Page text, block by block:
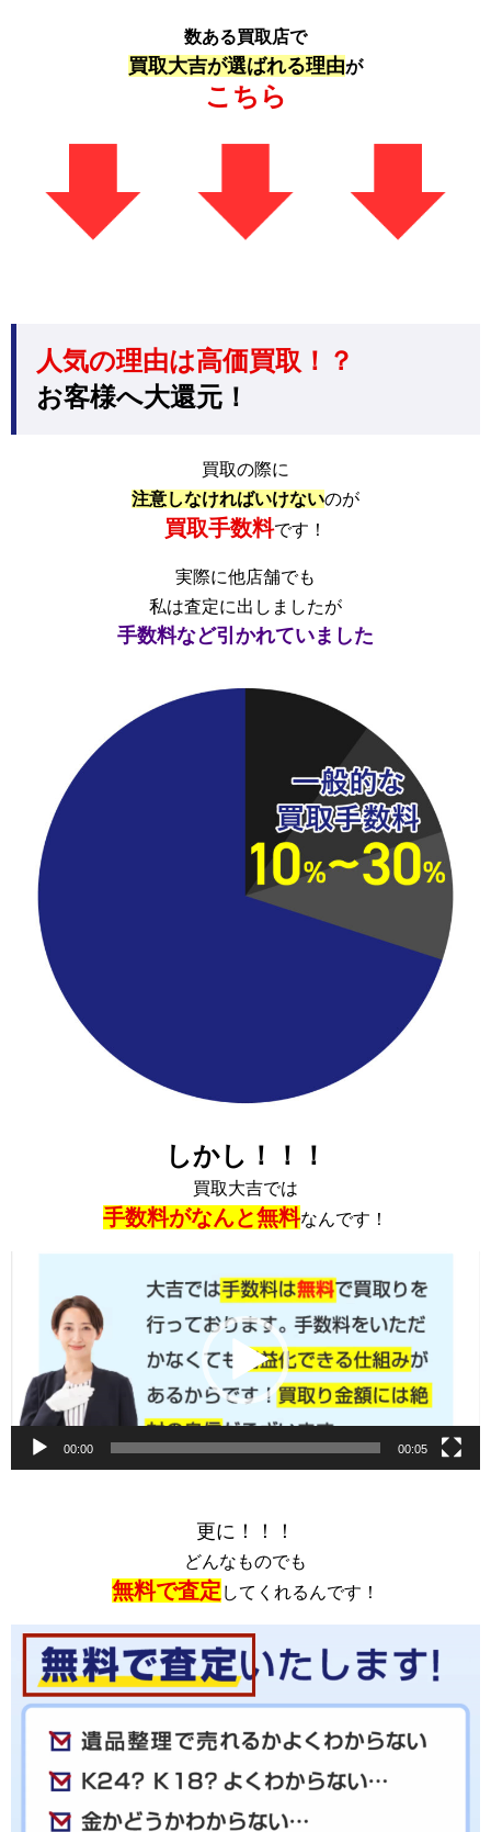
数ある買取店で
買取大吉が選ばれる理由が
こちら
人気の理由は高価買取！？
お客様へ大還元！
買取の際に
注意しなければいけないのが
買取手数料です！
実際に他店舗でも
私は査定に出しましたが
手数料など引かれていました
しかし！！！
買取大吉では
手数料がなんと無料なんです！
ヤ
00:00 00:05
更に！！！
どんなものでも
無料で査定 してくれるんです！
動
プ